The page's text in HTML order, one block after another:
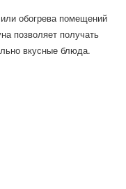
обогрева помещений
позволяет получать
вкусные блюда.